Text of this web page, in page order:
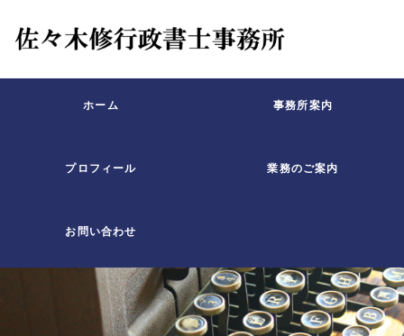
ホーム 事務所案内
プロフィール 業務のご案内
お問い合わせ